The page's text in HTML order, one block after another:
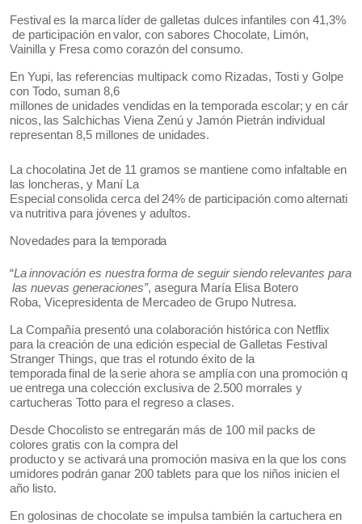
Festival es la marca líder de galletas dulces infantiles con 41,3%
de participación en valor, con sabores Chocolate, Limón,
Vainilla y Fresa como corazón del consumo.
En Yupi, las referencias multipack como Rizadas, Tosti y Golpe
con Todo, suman 8,6
millones de unidades vendidas en la temporada escolar; y en cár
nicos, las Salchichas Viena Zenú y Jamón Pietrán individual
representan 8,5 millones de unidades.
La chocolatina Jet de 11 gramos se mantiene como infaltable en
las loncheras, y Maní La
Especial consolida cerca del 24% de participación como alternati
va nutritiva para jóvenes yadultos.
Novedades para la temporada
“La innovación es nuestra forma de seguir siendo relevantes para
las nuevas generaciones”, asegura María Elisa Botero
Roba, Vicepresidenta de Mercadeo de Grupo Nutresa.
La Compañía presentó una colaboración histórica con Netflix
para la creación de una edición especial de Galletas Festival
Stranger Things, que tras el rotundo éxito de la
temporada final de la serie ahora se amplía con una promoción q
ue entrega una colección exclusiva de 2.500 morrales y
cartucheras Totto para el regreso a clases.
Desde Chocolisto se entregarán más de 100 mil packs de
colores gratis con la compra del
producto y se activará una promoción masiva en la que los cons
umidores podrán ganar 200 tablets para que los niños inicien el
año listo.
En golosinas de chocolate se impulsa también la cartuchera en